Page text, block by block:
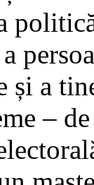
și a
–